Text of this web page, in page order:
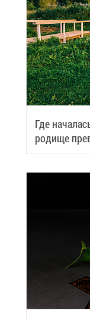
Где
ро­ди­ще
че­ский